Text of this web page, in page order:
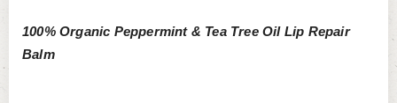
100% Organic Peppermint & Tea Tree Oil Lip Repair
Balm